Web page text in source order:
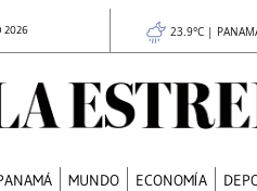
2026 23.9°C |
MUNDO ECONOMÍA